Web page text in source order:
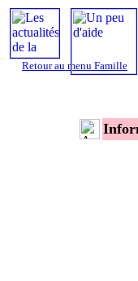
Retour au menu Famille